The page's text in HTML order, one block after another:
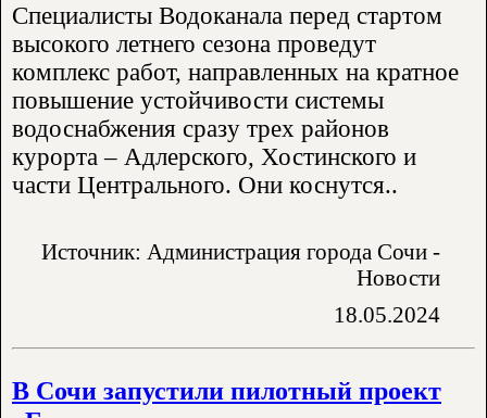
Специалисты Водоканала перед стартом
высокого летнего сезона проведут
комплекс работ, направленных на кратное
повышение устойчивости системы
водоснабжения сразу трех районов
курорта – Адлерского, Хостинского и
части Центрального. Они коснутся..
Источник: Администрация города Сочи -
Новости
18.05.2024
В Сочи запустили пилотный проект